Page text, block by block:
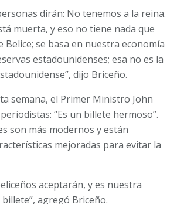
dirán: No tenemos a la reina.
muerta, y eso no tiene nada que
Belice; se basa en nuestra economía
estadounidenses; esa no es la
dijo Briceño.
semana, el Primer Ministro John
“Es un billete hermoso”.
son más modernos y están
mejoradas para evitar la
aceptarán, y es nuestra
agregó Briceño.